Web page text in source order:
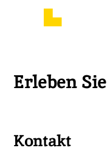
Erleben
Kontakt